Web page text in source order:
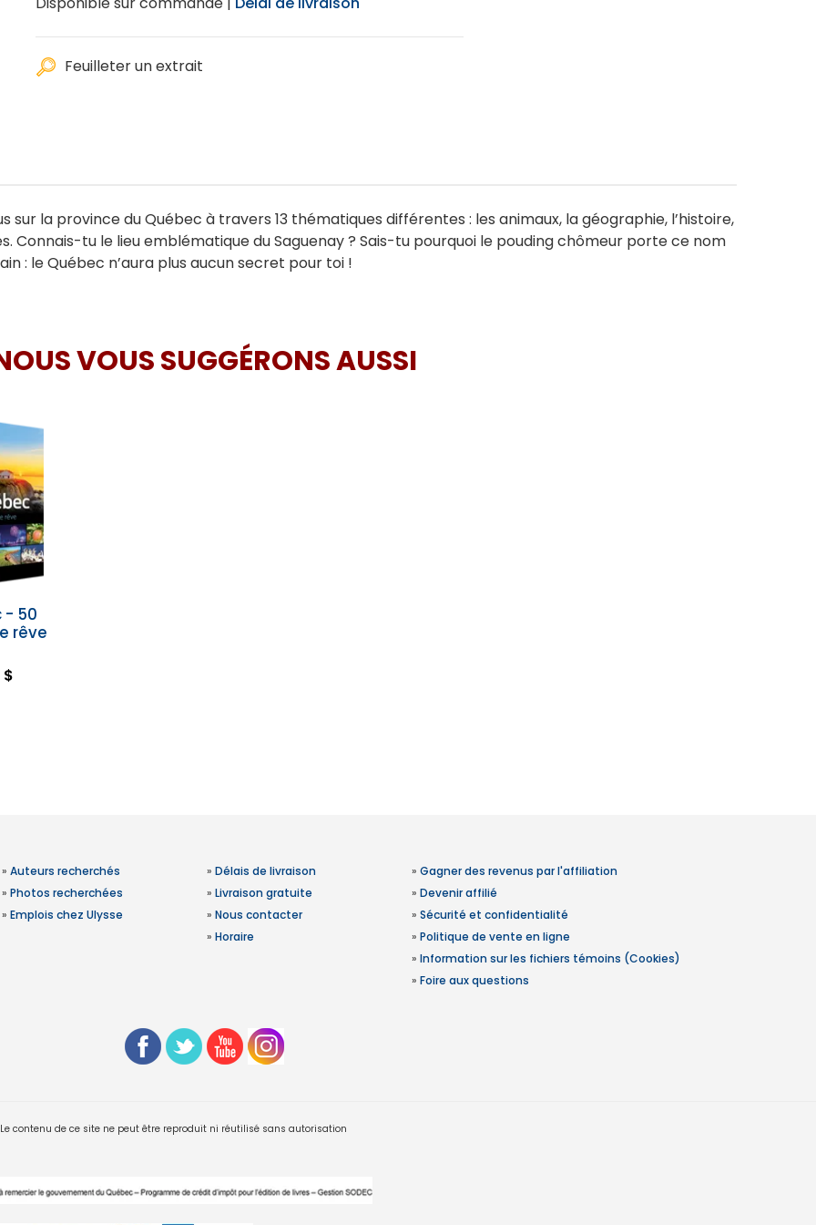
Feuilleter un extrait
la province du Québec à travers 13 thématiques différentes : les animaux, la géographie, l’histoire,
Connais-tu le lieu emblématique du Saguenay ? Sais-tu pourquoi le pouding chômeur porte ce nom
: le Québec n’aura plus aucun secret pour toi !
VOUS SUGGÉRONS AUSSI
- 50
rêve
$
» Auteurs recherchés
» Photos recherchées
» Emplois chez Ulysse
» Délais de livraison
» Livraison gratuite
» Nous contacter
» Horaire
» Gagner des revenus par l'affiliation
» Devenir affilié
» Sécurité et confidentialité
» Politique de vente en ligne
» Information sur les fichiers témoins (Cookies)
» Foire aux questions
contenu de ce site ne peut être reproduit ni réutilisé sans autorisation